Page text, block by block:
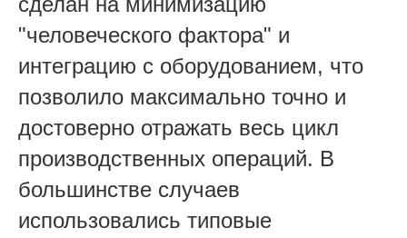
"человеческого фактора" и
интеграцию с оборудованием, что
позволило максимально точно и
достоверно отражать весь цикл
производственных операций. В
большинстве случаев
использовались типовые